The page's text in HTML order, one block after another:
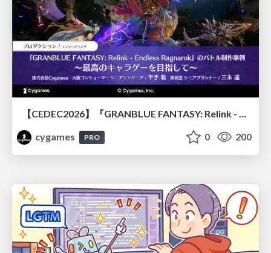
【CEDEC2026】『GRANBLUE FANTASY: Relink - Endless Ragnarok』のバトル制作事例 ～最高のキャラゲーを目指して～
cygames
PRO 0 200